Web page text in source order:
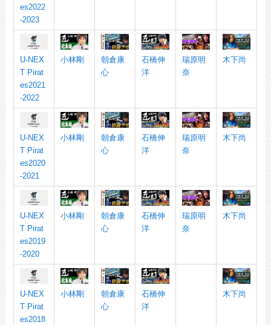
es2022
-2023
U-NEX
T Pirat
es2021
-2022
小林剛
朝倉康
心
石橋伸
洋
瑞原明
奈
木下尚
U-NEX
T Pirat
es2020
-2021
小林剛
朝倉康
心
石橋伸
洋
瑞原明
奈
木下尚
U-NEX
T Pirat
es2019
-2020
小林剛
朝倉康
心
石橋伸
洋
瑞原明
奈
木下尚
U-NEX
T Pirat
es2018
小林剛
朝倉康
心
石橋伸
洋
木下尚